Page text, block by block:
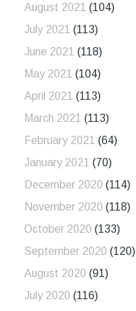
August 2021 (104)
July 2021 (113)
June 2021 (118)
May 2021 (104)
April 2021 (113)
March 2021 (113)
February 2021 (64)
January 2021 (70)
December 2020 (114)
November 2020 (118)
October 2020 (133)
September 2020 (120)
August 2020 (91)
July 2020 (116)